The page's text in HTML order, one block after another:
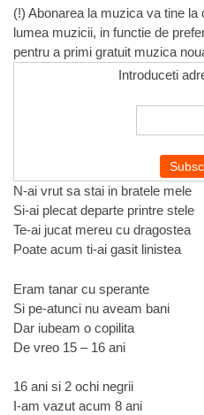
(!) Abonarea la muzica va tine
lumea muzicii, in functie de
pentru a primi gratuit muzica
Introduceti
N-ai vrut sa stai in bratele mele
Si-ai plecat departe printre stele
Te-ai jucat mereu cu dragostea
Poate acum ti-ai gasit linistea
Eram tanar cu sperante
Si pe-atunci nu aveam bani
Dar iubeam o copilita
De vreo 15 – 16 ani
16 ani si 2 ochi negrii
I-am vazut acum 8 ani